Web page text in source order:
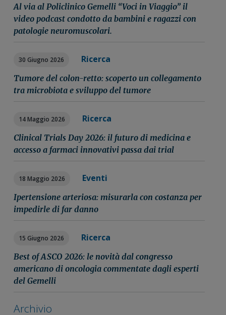
Al via al Policlinico Gemelli “Voci in Viaggio” il
video podcast condotto da bambini e ragazzi con
patologie neuromuscolari.
30 Giugno 2026 Ricerca
Tumore del colon-retto: scoperto un collegamento
tra microbiota e sviluppo del tumore
14 Maggio 2026 Ricerca
Clinical Trials Day 2026: il futuro di medicina e
accesso a farmaci innovativi passa dai trial
18 Maggio 2026 Eventi
Ipertensione arteriosa: misurarla con costanza per
impedirle di far danno
15 Giugno 2026 Ricerca
Best of ASCO 2026: le novità dal congresso
americano di oncologia commentate dagli esperti
del Gemelli
Archivio